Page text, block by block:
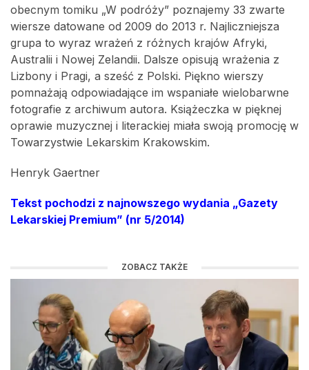
obecnym tomiku „W podróży” poznajemy 33 zwarte
wiersze datowane od 2009 do 2013 r. Najliczniejsza
grupa to wyraz wrażeń z różnych krajów Afryki,
Australii i Nowej Zelandii. Dalsze opisują wrażenia z
Lizbony i Pragi, a sześć z Polski. Piękno wierszy
pomnażają odpowiadające im wspaniałe wielobarwne
fotografie z archiwum autora. Książeczka w pięknej
oprawie muzycznej i literackiej miała swoją promocję w
Towarzystwie Lekarskim Krakowskim.
Henryk Gaertner
Tekst pochodzi z najnowszego wydania „Gazety
Lekarskiej Premium” (nr 5/2014)
ZOBACZ TAKŻE